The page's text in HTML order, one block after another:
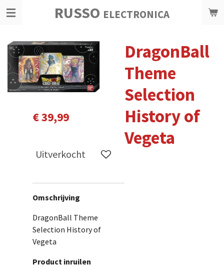
Ga
de
hoofdinhoud
RUSSO ELECTRONICA
DragonBall
Theme
Selection
History of
Vegeta
€ 39,99
Uitverkocht
Omschrijving
DragonBall Theme
Selection History of
Vegeta
Product inruilen